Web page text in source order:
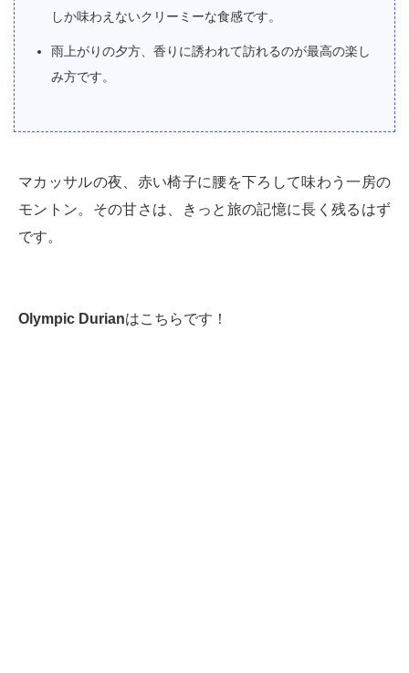
しか味わえないクリーミーな食感です。
雨上がりの夕方、香りに誘われて訪れるのが最高の楽し
み方です。
マカッサルの夜、赤い椅子に腰を下ろして味わう一房の
モントン。その甘さは、きっと旅の記憶に長く残るはず
です。
Olympic Durianはこちらです！